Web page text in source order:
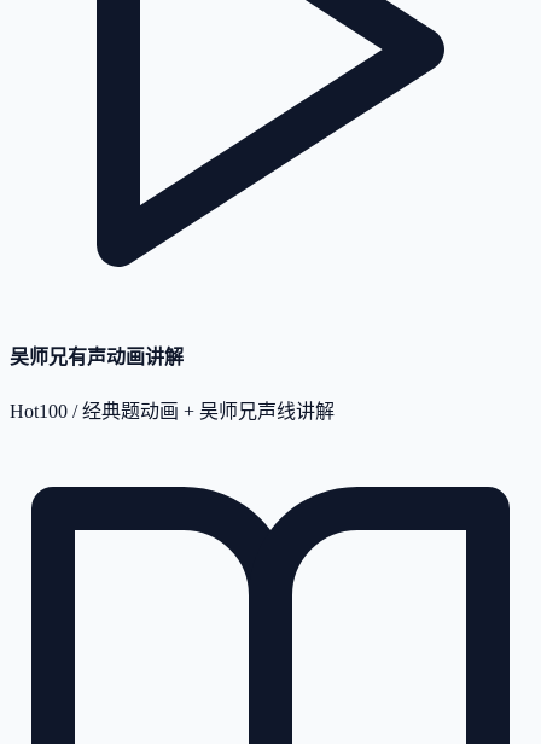
吴师兄有声动画讲解
Hot100 / 经典题动画 + 吴师兄声线讲解